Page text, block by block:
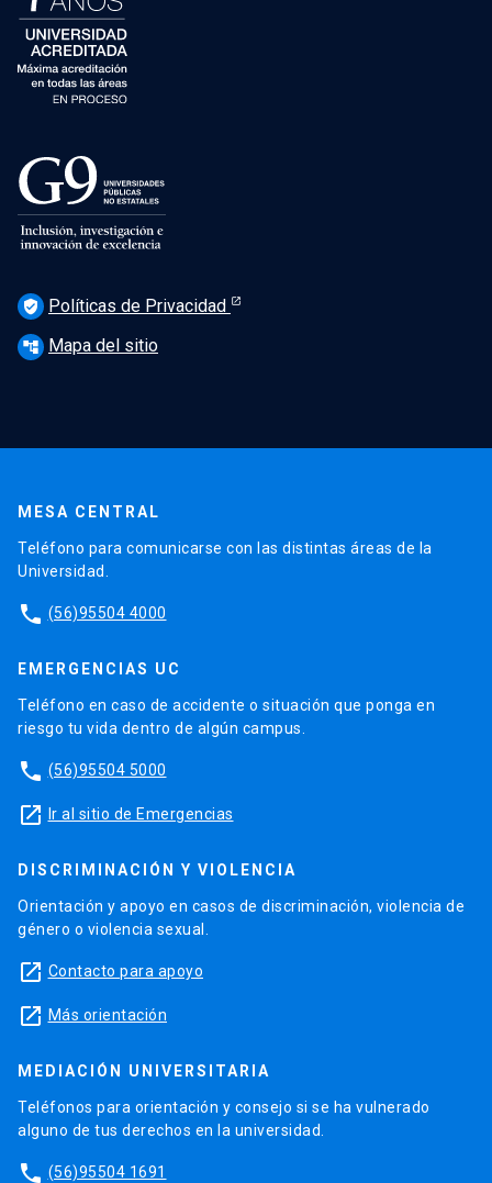
verified_user Políticas de Privacidad
account_tree Mapa del sitio
MESA CENTRAL
Teléfono para comunicarse con las distintas áreas de la
Universidad.
phone (56)95504 4000
EMERGENCIAS UC
Teléfono en caso de accidente o situación que ponga en
riesgo tu vida dentro de algún campus.
phone (56)95504 5000
launch Ir al sitio de Emergencias
DISCRIMINACIÓN Y VIOLENCIA
Orientación y apoyo en casos de discriminación, violencia de
género o violencia sexual.
launch Contacto para apoyo
launch Más orientación
MEDIACIÓN UNIVERSITARIA
Teléfonos para orientación y consejo si se ha vulnerado
alguno de tus derechos en la universidad.
phone (56)95504 1691